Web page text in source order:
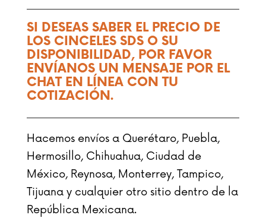
SI DESEAS SABER EL PRECIO DE
LOS CINCELES SDS O SU
DISPONIBILIDAD, POR FAVOR
ENVÍANOS UN MENSAJE POR EL
CHAT EN LÍNEA CON TU
COTIZACIÓN.
Hacemos envíos a Querétaro, Puebla,
Hermosillo, Chihuahua, Ciudad de
México, Reynosa, Monterrey, Tampico,
Tijuana y cualquier otro sitio dentro de la
República Mexicana.